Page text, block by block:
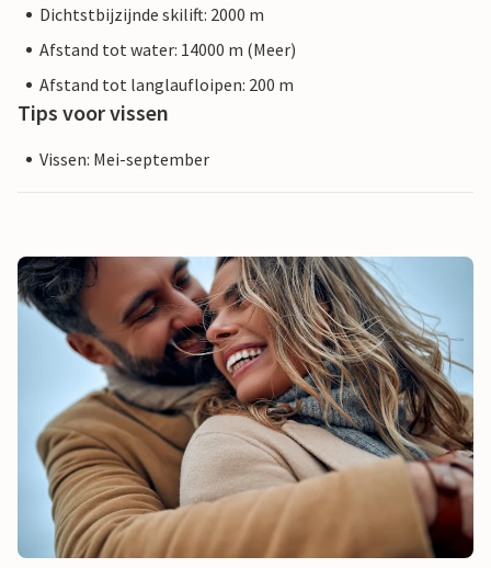
Dichtstbijzijnde skilift: 2000 m
Afstand tot water: 14000 m (Meer)
Afstand tot langlaufloipen: 200 m
Tips voor vissen
Vissen: Mei-september